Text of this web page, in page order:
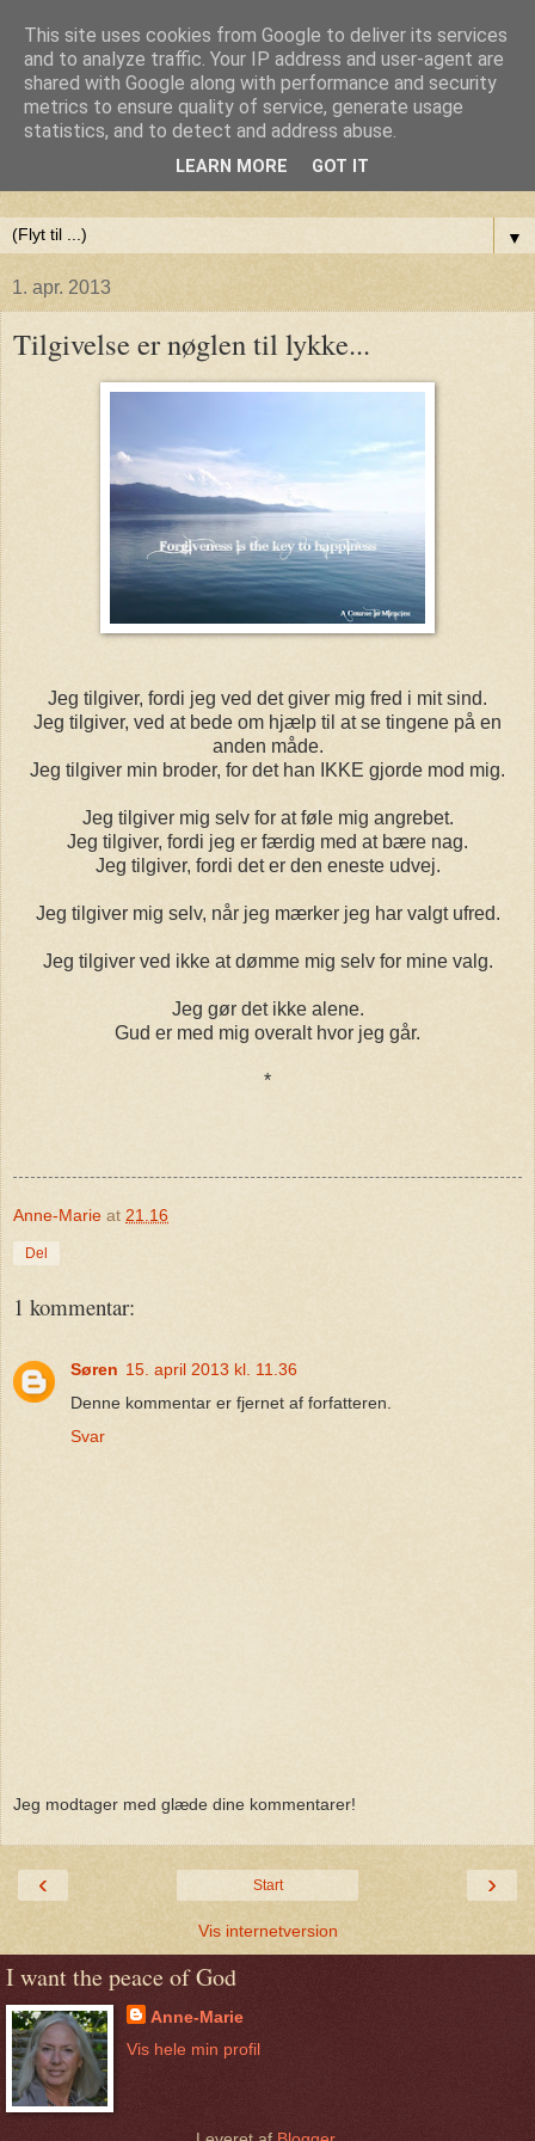
Anne-Maries blog
Min blog om livet - om troen, håbet og kærligheden. Troen
▼
1. apr. 2013
Tilgivelse er nøglen til lykke...
Jeg tilgiver, fordi jeg ved det giver mig fred i mit sind.
Jeg tilgiver, ved at bede om hjælp til at se tingene på en
anden måde.
Jeg tilgiver min broder, for det han IKKE gjorde mod mig.
Jeg tilgiver mig selv for at føle mig angrebet.
Jeg tilgiver, fordi jeg er færdig med at bære nag.
Jeg tilgiver, fordi det er den eneste udvej.
Jeg tilgiver mig selv, når jeg mærker jeg har valgt ufred.
Jeg tilgiver ved ikke at dømme mig selv for mine valg.
Jeg gør det ikke alene.
Gud er med mig overalt hvor jeg går.
*
Anne-Marie at 21.16
Del
1 kommentar:
Søren 15. april 2013 kl. 11.36
Denne kommentar er fjernet af forfatteren.
Svar
Jeg modtager med glæde dine kommentarer!
‹ ›
Start
Vis internetversion
I want the peace of God
Anne-Marie
Vis hele min profil
This site uses cookies from Google to deliver its services
and to analyze traffic. Your IP address and user-agent are
shared with Google along with performance and security
metrics to ensure quality of service, generate usage
statistics, and to detect and address abuse.
LEARN MORE GOT IT